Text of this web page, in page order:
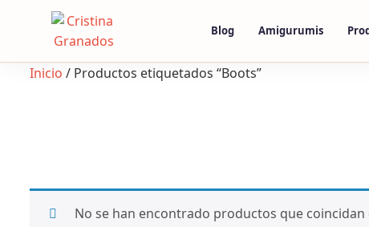
Blog Amigurumis
Inicio / Productos etiquetados “Boots”
No se han encontrado productos que coincidan